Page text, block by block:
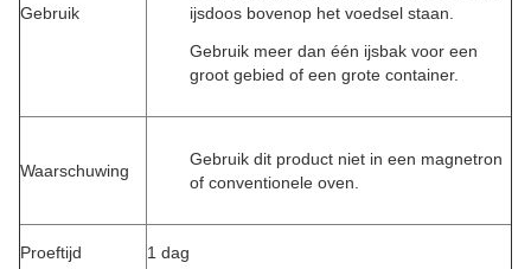
Gebruik
ijsdoos bovenop het voedsel staan.
Gebruik meer dan één ijsbak voor een
groot gebied of een grote container.
Waarschuwing
Gebruik dit product niet in een magnetron
of conventionele oven.
Proeftijd 1 dag